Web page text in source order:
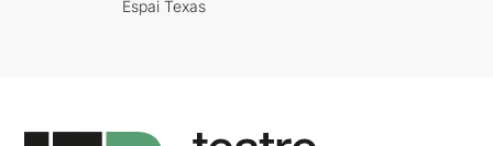
Espai Texas